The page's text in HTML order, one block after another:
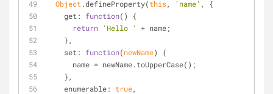
Object .defineProperty(this, 'name' , {
get : function( )
{
return 'Hello '
+ name;
    },
set : function(newName)
{
      name = newName.toUpperCase();
    },
enumerable: true,